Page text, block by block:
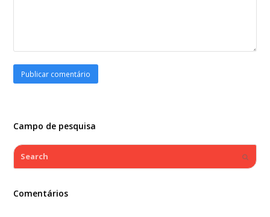
Campo de pesquisa
Search
Comentários